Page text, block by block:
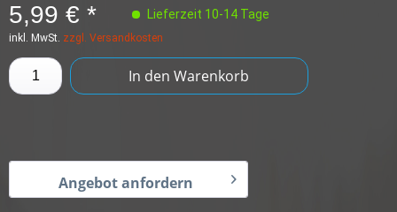
5,99 € * Lieferzeit 10-14 Tage
inkl. MwSt. zzgl. Versandkosten
In den Warenkorb
Angebot anfordern